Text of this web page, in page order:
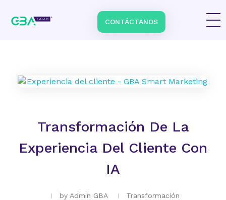
CONTÁCTANOS
Transformación De La
Experiencia Del Cliente Con
IA
by Admin GBA Transformación